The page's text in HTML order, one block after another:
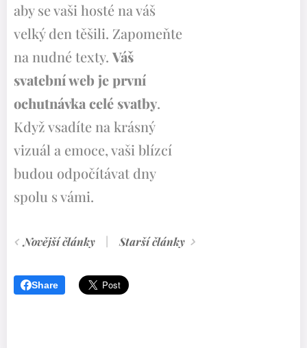
aby se vaši hosté na váš
velký den těšili. Zapomeňte
na nudné texty. Váš
svatební web je první
ochutnávka celé svatby.
Když vsadíte na krásný
vizuál a emoce, vaši blízcí
budou odpočítávat dny
spolu s vámi.
Novější články Starší články
Share